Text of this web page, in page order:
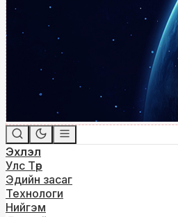
Эхлэл
Улс Төр
Эдийн засаг
Технологи
Нийгэм